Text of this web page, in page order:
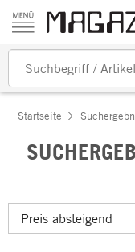
Zum Inhalt springen
Startseite